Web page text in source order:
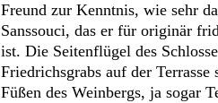
Freund zur Kenntnis, wie sehr
Sanssouci, das er für originär
ist. Die Seitenflügel des
Friedrichsgrabs auf der Terrasse
Füßen des Weinbergs, ja sogar